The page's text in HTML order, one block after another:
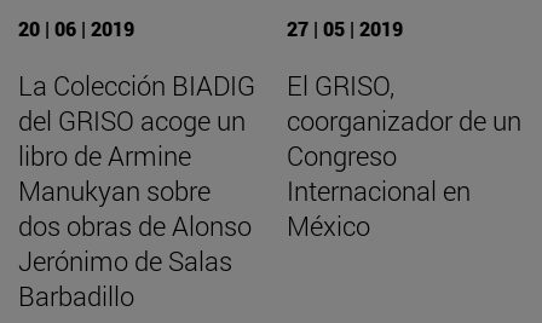
20 | 06 | 2019
La Colección BIADIG
del GRISO acoge un
libro de Armine
Manukyan sobre
dos obras de Alonso
Jerónimo de Salas
Barbadillo
27 | 05 | 2019
El GRISO,
coorganizador de un
Congreso
Internacional en
México